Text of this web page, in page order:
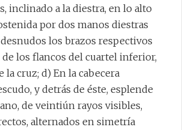
inclinado a la diestra, en lo alto
por dos manos diestras
los brazos respectivos
de los flancos del cuartel inferior,
la cruz; d) En la cabecera
y detrás de éste, esplende
de veintiún rayos visibles,
alternados en simetría